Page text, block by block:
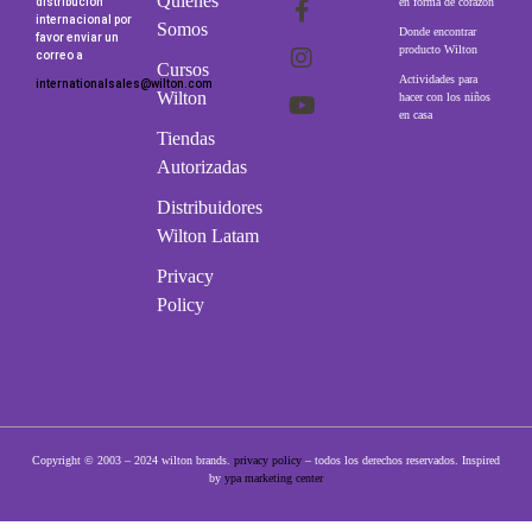
internacional por
favor enviar un
correo a
internationalsales@wilton.com
Somos
Cursos
Wilton
Tiendas
Autorizadas
Distribuidores
Wilton Latam
Privacy
Policy
Donde encontrar
producto Wilton
Actividades para
hacer con los niños
en casa
Copyright © 2003 – 2024 wilton brands. privacy policy – todos los derechos reservados. Inspired
by ypa marketing center